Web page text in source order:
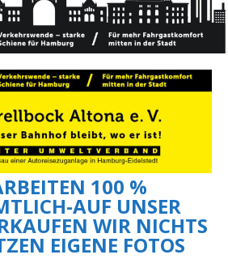
100 %
AUF UNSER
WIR NICHTS
EIGENE FOTOS